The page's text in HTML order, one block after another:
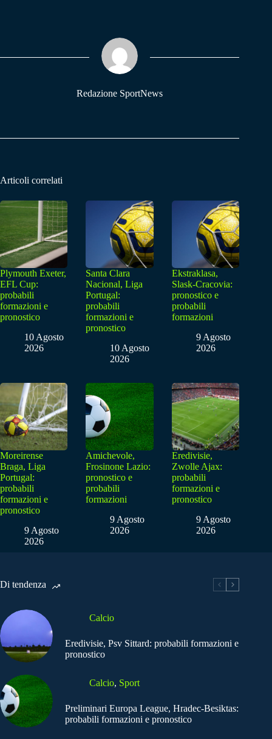
pp m
Redazione SportNews
Articoli correlati
Plymouth Exeter,
EFL Cup:
probabili
formazioni e
pronostico
10 Agosto
2026
Santa Clara
Nacional, Liga
Portugal:
probabili
formazioni e
pronostico
10 Agosto
2026
Ekstraklasa,
Slask-Cracovia:
pronostico e
probabili
formazioni
9 Agosto
2026
Moreirense
Braga, Liga
Portugal:
probabili
formazioni e
pronostico
9 Agosto
2026
Amichevole,
Frosinone Lazio:
pronostico e
probabili
formazioni
9 Agosto
2026
Eredivisie,
Zwolle Ajax:
probabili
formazioni e
pronostico
9 Agosto
2026
Di tendenza
Calcio
Eredivisie, Psv Sittard: probabili formazioni e
pronostico
Calcio, Sport
Preliminari Europa League, Hradec-Besiktas:
probabili formazioni e pronostico